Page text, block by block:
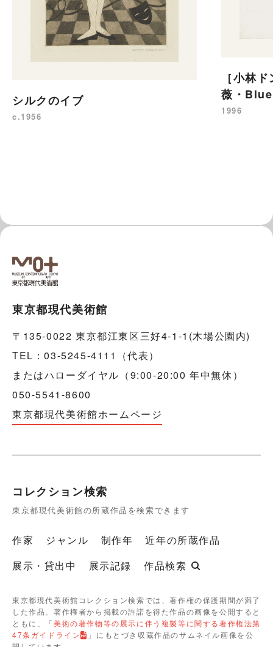
シルクのイブ
c.1956
［小林
薇・
1996
東京都現代美術館
〒135-0022 東京都江東区三好4-1-1(木場公園内)
TEL：03-5245-4111（代表）
またはハローダイヤル（9:00-20:00 年中無休）
050-5541-8600
東京都現代美術館ホームページ
コレクション検索
東京都現代美術館の所蔵作品を検索できます
作家 ジャンル 制作年
近年の所蔵作品
展示・貸出中
展示記録 作品検索
東京都現代美術館コレクション検索では、著作権の保護期間が満了
した作品、著作権者から掲載の許諾を得た作品の画像を公開すると
ともに、「美術の著作物等の展示に伴う複製等に関する著作権法第
47条ガイドライン
」にもとづき収蔵作品のサムネイル画像を公